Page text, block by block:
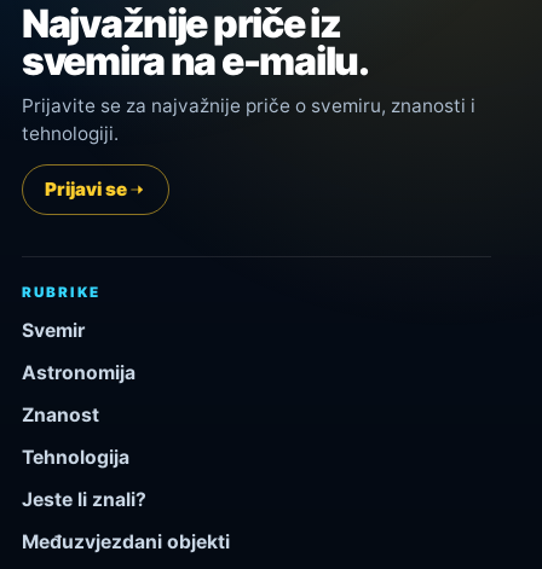
Najvažnije priče iz
svemira na e-mailu.
Prijavite se za najvažnije priče o svemiru, znanosti i
tehnologiji.
Prijavi se
RUBRIKE
Svemir
Astronomija
Znanost
Tehnologija
Jeste li znali?
Međuzvjezdani objekti